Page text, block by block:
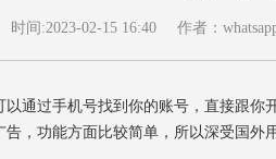
时间:2023-02-15 16:40 作者：
通过手机号找到你的账号，直接跟你
告，功能方面比较简单，所以深受国外